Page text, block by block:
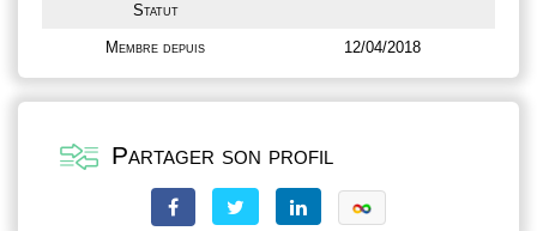
Statut
Membre depuis 12/04/2018
Partager son profil